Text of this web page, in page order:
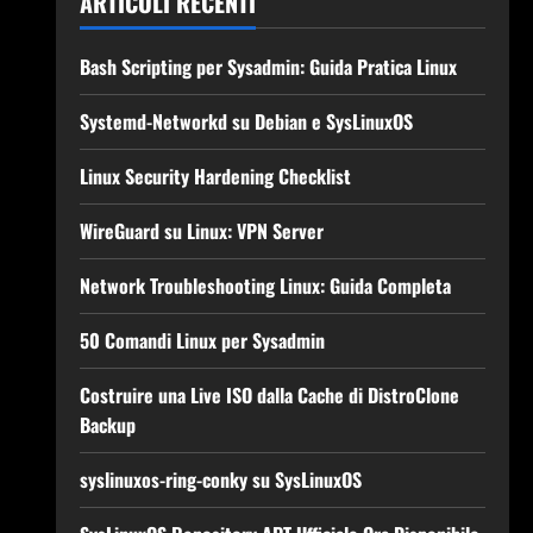
Bash Scripting per Sysadmin: Guida Pratica Linux
Systemd-Networkd su Debian e SysLinuxOS
Linux Security Hardening Checklist
WireGuard su Linux: VPN Server
Network Troubleshooting Linux: Guida Completa
50 Comandi Linux per Sysadmin
Costruire una Live ISO dalla Cache di DistroClone
Backup
syslinuxos-ring-conky su SysLinuxOS